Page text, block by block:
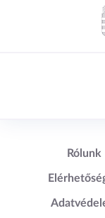
Lábléc1
Rólunk